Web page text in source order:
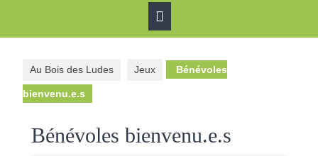
Au Bois des Ludes Jeux Bénévoles
bienvenu.e.s
Bénévoles bienvenu.e.s